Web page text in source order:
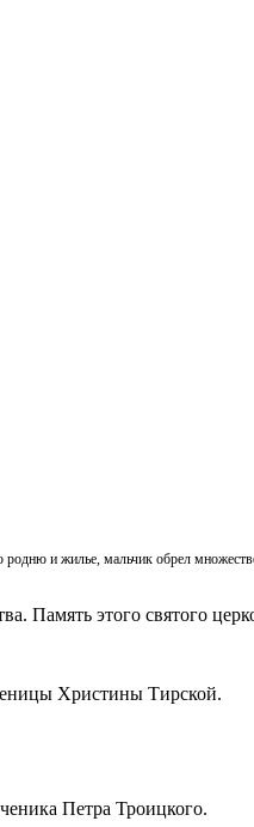
и жилье, мальчик обрел
Память этого святого
Христины Тирской.
Петра Троицкого.